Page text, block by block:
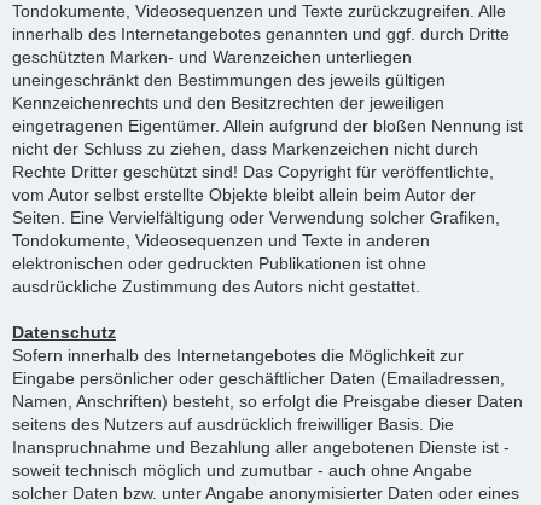
Tondokumente, Videosequenzen und Texte zurückzugreifen. Alle
innerhalb des Internetangebotes genannten und ggf. durch Dritte
geschützten Marken- und Warenzeichen unterliegen
uneingeschränkt den Bestimmungen des jeweils gültigen
Kennzeichenrechts und den Besitzrechten der jeweiligen
eingetragenen Eigentümer. Allein aufgrund der bloßen Nennung ist
nicht der Schluss zu ziehen, dass Markenzeichen nicht durch
Rechte Dritter geschützt sind! Das Copyright für veröffentlichte,
vom Autor selbst erstellte Objekte bleibt allein beim Autor der
Seiten. Eine Vervielfältigung oder Verwendung solcher Grafiken,
Tondokumente, Videosequenzen und Texte in anderen
elektronischen oder gedruckten Publikationen ist ohne
ausdrückliche Zustimmung des Autors nicht gestattet.
Datenschutz
Sofern innerhalb des Internetangebotes die Möglichkeit zur
Eingabe persönlicher oder geschäftlicher Daten (Emailadressen,
Namen, Anschriften) besteht, so erfolgt die Preisgabe dieser Daten
seitens des Nutzers auf ausdrücklich freiwilliger Basis. Die
Inanspruchnahme und Bezahlung aller angebotenen Dienste ist -
soweit technisch möglich und zumutbar - auch ohne Angabe
solcher Daten bzw. unter Angabe anonymisierter Daten oder eines